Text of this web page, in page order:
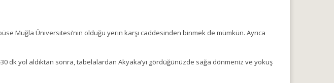
Muğla Üniversitesi’nin olduğu yerin karşı caddesinden binmek de mümkün. Ayrıca
dk yol aldıktan sonra, tabelalardan Akyaka’yı gördüğünüzde sağa dönmeniz ve yokuş